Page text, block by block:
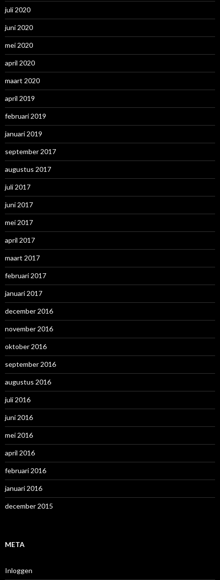
juli 2020
juni 2020
mei 2020
april 2020
maart 2020
april 2019
februari 2019
januari 2019
september 2017
augustus 2017
juli 2017
juni 2017
mei 2017
april 2017
maart 2017
februari 2017
januari 2017
december 2016
november 2016
oktober 2016
september 2016
augustus 2016
juli 2016
juni 2016
mei 2016
april 2016
februari 2016
januari 2016
december 2015
META
Inloggen